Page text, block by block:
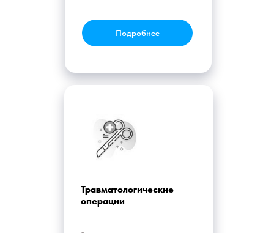
Травматологические
операции
Подробнее